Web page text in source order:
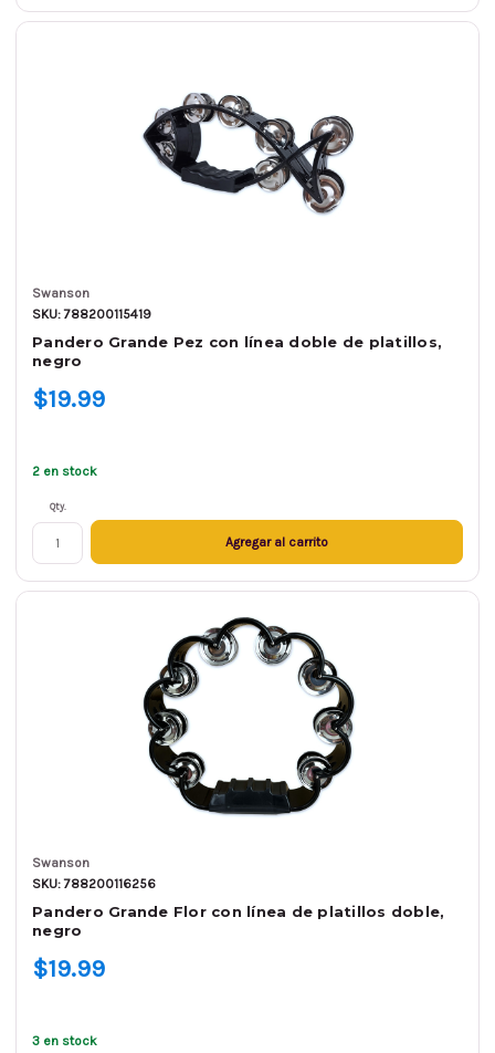
Swanson
SKU: 788200115419
Pandero Grande Pez con línea doble de platillos,
negro
$19.99
2 en stock
Qty.
Agregar al carrito
Swanson
SKU: 788200116256
Pandero Grande Flor con línea de platillos doble,
negro
$19.99
3 en stock